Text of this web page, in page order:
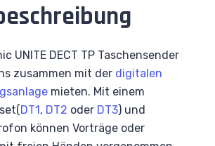
UNITE DECT TP Taschensender
zusammen mit der digitalen
mieten. Mit einem
DT1, DT2 oder DT3) und
können Vorträge oder